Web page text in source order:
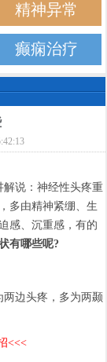
精神异常
癫痫治疗
解说：神经性头疼重
多由精神紧绷、生
感、沉重感，有的
有哪些呢?
边头疼，多为两颞
<<<